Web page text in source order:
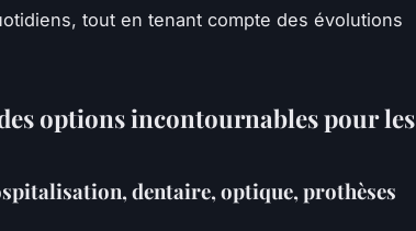
tout en tenant compte des évolutions
options incontournables pour les
dentaire, optique, prothèses